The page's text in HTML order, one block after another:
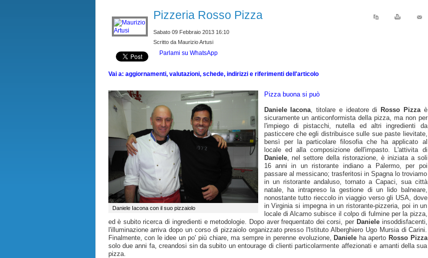
Pizzeria Rosso Pizza
Sabato 09 Febbraio 2013 16:10
Scritto da Maurizio Artusi
Parlami su WhatsApp
Vai a: aggiornamenti, valutazioni, schede, indirizzi e riferimenti dell'articolo
Daniele Iacona con il suo pizzaiolo
Pizza buona si può
Daniele Iacona, titolare e ideatore di Rosso Pizzaè
sicuramente un anticonformista della pizza, ma non per
l'impiego di pistacchi, nutella ed altri ingredienti da
pasticcere che egli distribuisce sulle sue paste lievitate,
bensì per la particolare filosofia che ha applicato al
locale ed alla composizione dell'impasto. L'attivita di
Daniele, nel settore della ristorazione, è iniziata a soli
16 anni in un ristorante indiano a Palermo, per poi
passare al messicano; trasferitosi in Spagna lo troviamo
in un ristorante andaluso, tornato a Capaci, sua città
natale, ha intrapreso la gestione di un lido balneare,
nonostante tutto rieccolo in viaggio verso gli USA, dove
in Virginia si impegna in un ristorante-pizzeria, poi in un
locale di Alcamo subisce il colpo di fulmine per la pizza,
ed è subito ricerca di ingredienti e metodologie. Dopo aver frequentato dei corsi, per Danieleinsoddisfacenti,
l'illuminazione arriva dopo un corso di pizzaiolo organizzato presso l'Istituto Alberghiero Ugo Mursia di Carini.
Finalmente, con le idee un po' più chiare, ma sempre in perenne evoluzione, Daniele ha aperto Rosso Pizza
solo due anni fa, creandosi sin da subito un entourage di clienti particolarmente affezionati e amanti della sua
pizza.